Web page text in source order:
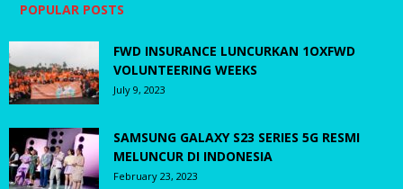
POPULAR POSTS
FWD INSURANCE LUNCURKAN 1OXFWD
VOLUNTEERING WEEKS
July 9, 2023
SAMSUNG GALAXY S23 SERIES 5G RESMI
MELUNCUR DI INDONESIA
February 23, 2023